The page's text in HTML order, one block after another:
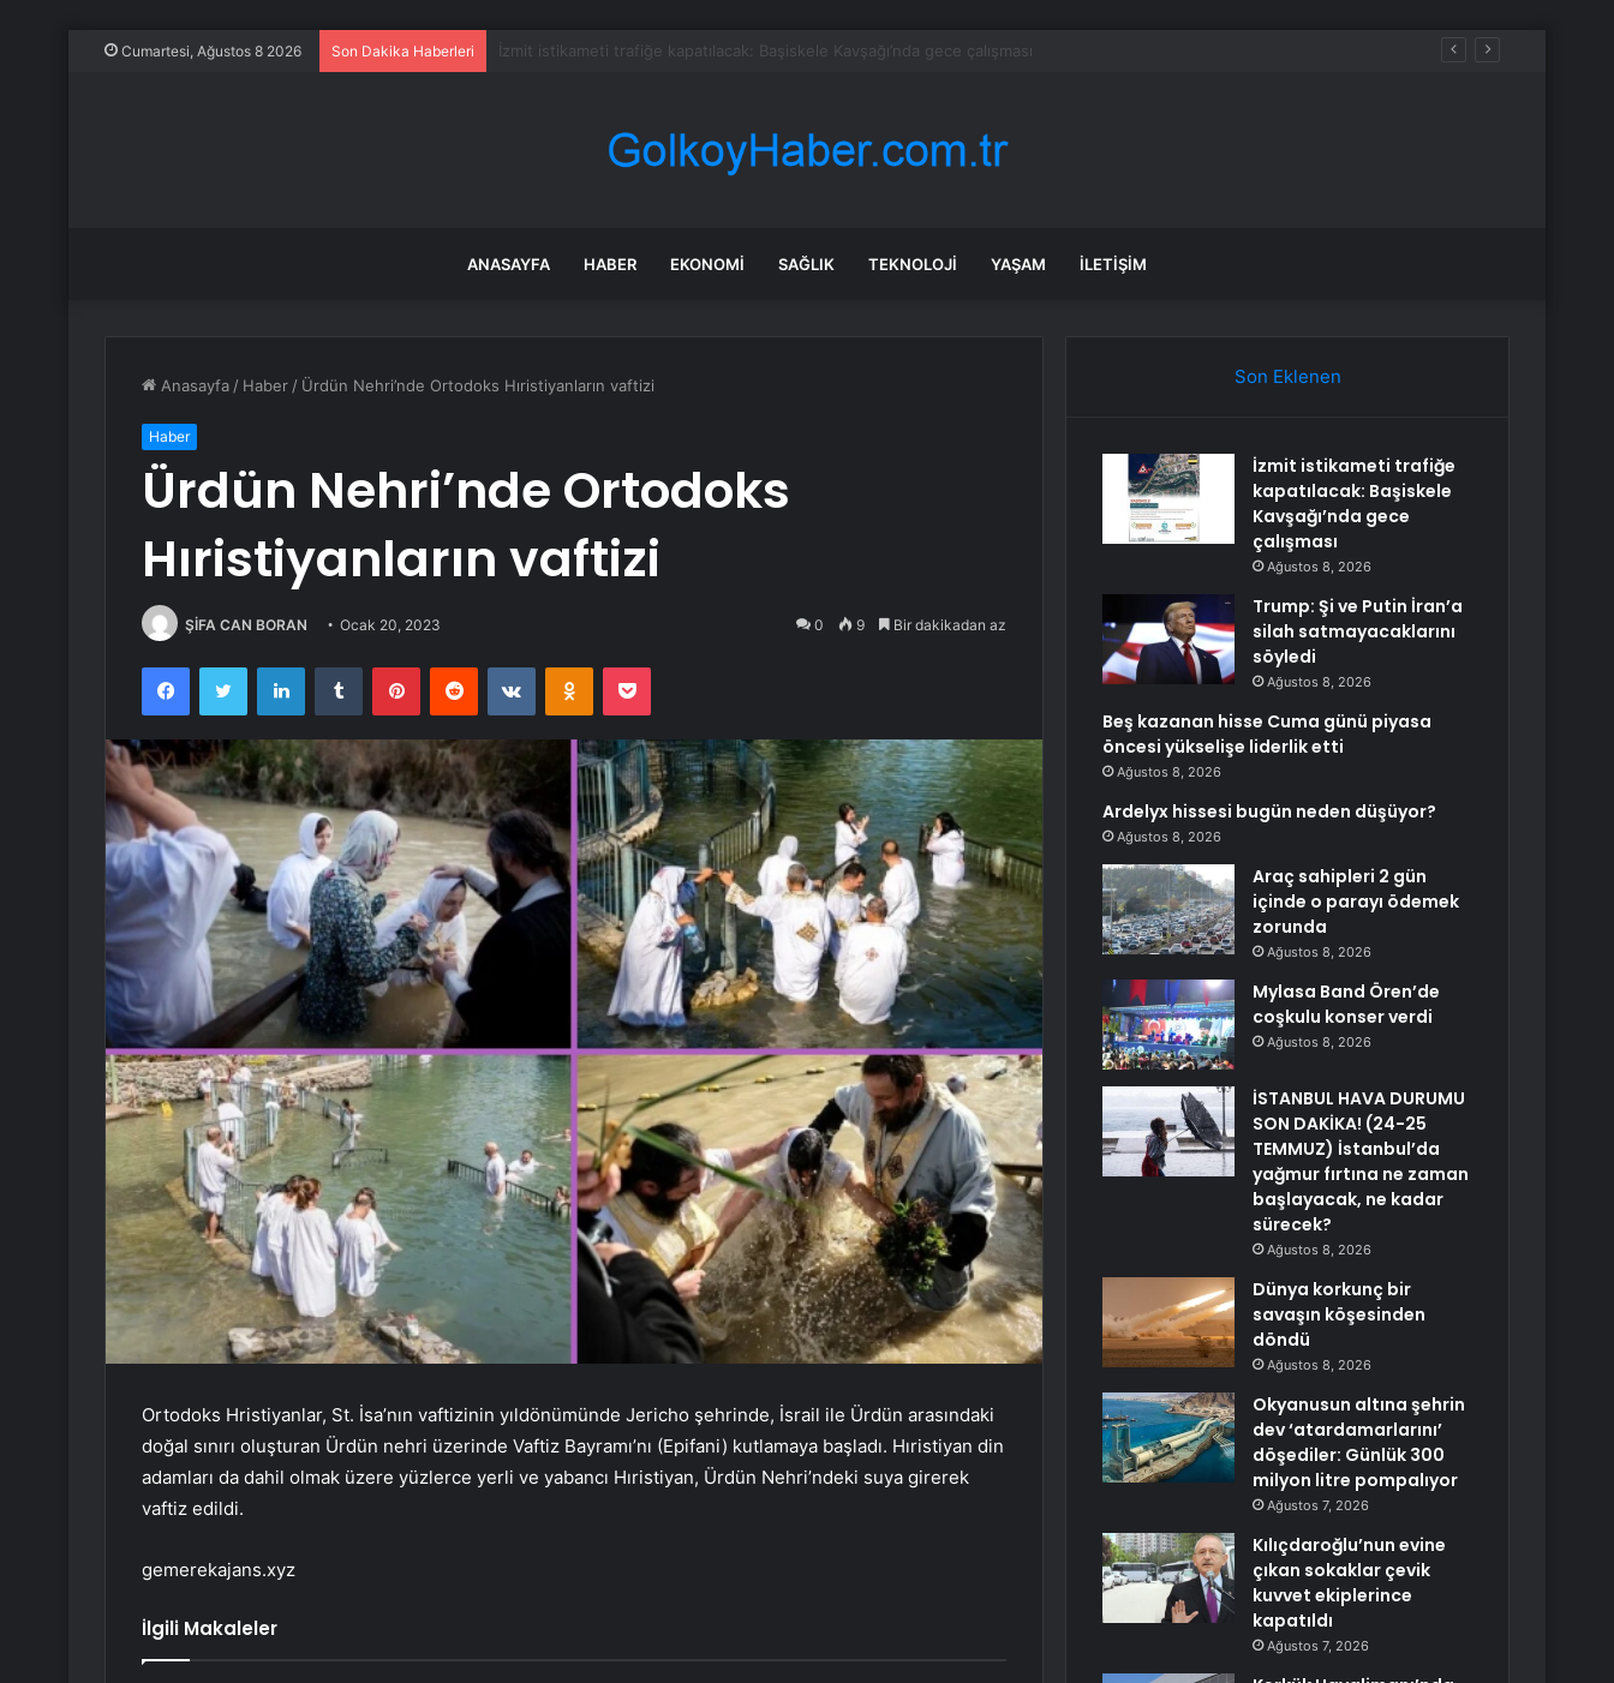
Cumartesi, Ağustos 8 2026 Son Dakika Haberleri Trump: Şi ve Putin İran’a silah satmayacaklarını söyledi
ANASAYFA HABER EKONOMI SAĞLIK TEKNOLOJI YAŞAM İLETIŞIM
Anasayfa / Haber / Ürdün Nehri’nde Ortodoks Hıristiyanların vaftizi
Haber
Ürdün Nehri’nde Ortodoks
Hıristiyanların vaftizi
ŞİFA CAN BORAN Ocak 20, 2023 0 9 Bir dakikadan az
FacebookTwitter LinkedInTumblr PinterestReddit VKontakteOdnoklassniki
Pocket
Ortodoks Hristiyanlar, St. İsa’nın vaftizinin yıldönümünde Jericho şehrinde, İsrail ile Ürdün arasındaki
doğal sınırı oluşturan Ürdün nehri üzerinde Vaftiz Bayramı’nı (Epifani) kutlamaya başladı. Hıristiyan din
adamları da dahil olmak üzere yüzlerce yerli ve yabancı Hıristiyan, Ürdün Nehri’ndeki suya girerek
vaftiz edildi.
gemerekajans.xyz
İlgili Makaleler
Son Eklenen
İzmit istikameti trafiğe
kapatılacak: Başiskele
Kavşağı’nda gece
çalışması
Ağustos 8, 2026
Trump: Şi ve Putin İran’a
silah satmayacaklarını
söyledi
Ağustos 8, 2026
Beş kazanan hisse Cuma günü piyasa
öncesi yükselişe liderlik etti
Ağustos 8, 2026
Ardelyx hissesi bugün neden düşüyor?
Ağustos 8, 2026
Araç sahipleri 2 gün
içinde o parayı ödemek
zorunda
Ağustos 8, 2026
Mylasa Band Ören’de
coşkulu konser verdi
Ağustos 8, 2026
İSTANBUL HAVA DURUMU
SON DAKİKA! (24-25
TEMMUZ) İstanbul’da
yağmur fırtına ne zaman
başlayacak, ne kadar
sürecek?
Ağustos 8, 2026
Dünya korkunç bir
savaşın köşesinden
döndü
Ağustos 8, 2026
Okyanusun altına şehrin
dev ‘atardamarlarını’
döşediler: Günlük 300
milyon litre pompalıyor
Ağustos 7, 2026
Kılıçdaroğlu’nun evine
çıkan sokaklar çevik
kuvvet ekiplerince
kapatıldı
Ağustos 7, 2026